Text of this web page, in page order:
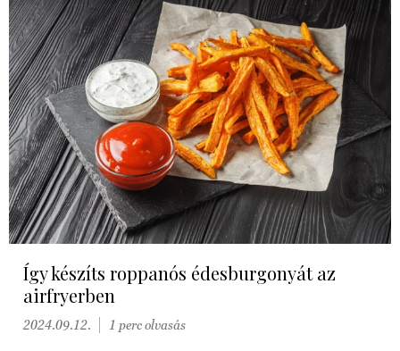
Így készíts roppanós édesburgonyát az
airfryerben
2024.09.12. 1 perc olvasás